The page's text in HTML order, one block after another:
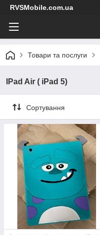
RVSMobile.com.ua
Товари та послуги
IPad Air ( iPad 5)
Сортування